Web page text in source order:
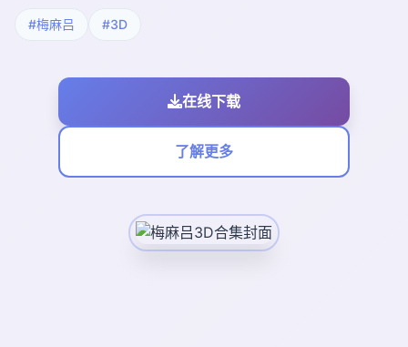
#梅麻吕 #3D
在线下载
了解更多